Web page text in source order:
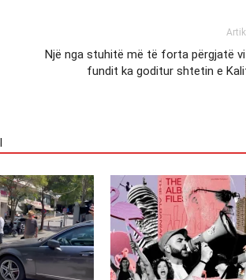
Një nga stuhitë më të forta përgjatë
fundit ka goditur shtetin e